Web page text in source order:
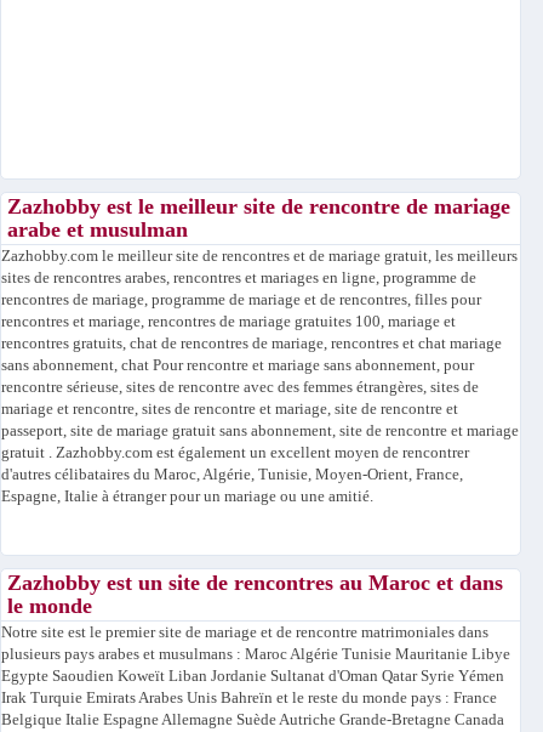
Zazhobby est le meilleur site de rencontre de mariage
arabe et musulman
Zazhobby.com le meilleur site de rencontres et de mariage gratuit, les meilleurs
sites de rencontres arabes, rencontres et mariages en ligne, programme de
rencontres de mariage, programme de mariage et de rencontres, filles pour
rencontres et mariage, rencontres de mariage gratuites 100, mariage et
rencontres gratuits, chat de rencontres de mariage, rencontres et chat mariage
sans abonnement, chat Pour rencontre et mariage sans abonnement, pour
rencontre sérieuse, sites de rencontre avec des femmes étrangères, sites de
mariage et rencontre, sites de rencontre et mariage, site de rencontre et
passeport, site de mariage gratuit sans abonnement, site de rencontre et mariage
gratuit . Zazhobby.com est également un excellent moyen de rencontrer
d'autres célibataires du Maroc, Algérie, Tunisie, Moyen-Orient, France,
Espagne, Italie à étranger pour un mariage ou une amitié.
Zazhobby est un site de rencontres au Maroc et dans
le monde
Notre site est le premier site de mariage et de rencontre matrimoniales dans
plusieurs pays arabes et musulmans : Maroc Algérie Tunisie Mauritanie Libye
Egypte Saoudien Koweït Liban Jordanie Sultanat d'Oman Qatar Syrie Yémen
Irak Turquie Emirats Arabes Unis Bahreïn et le reste du monde pays : France
Belgique Italie Espagne Allemagne Suède Autriche Grande-Bretagne Canada